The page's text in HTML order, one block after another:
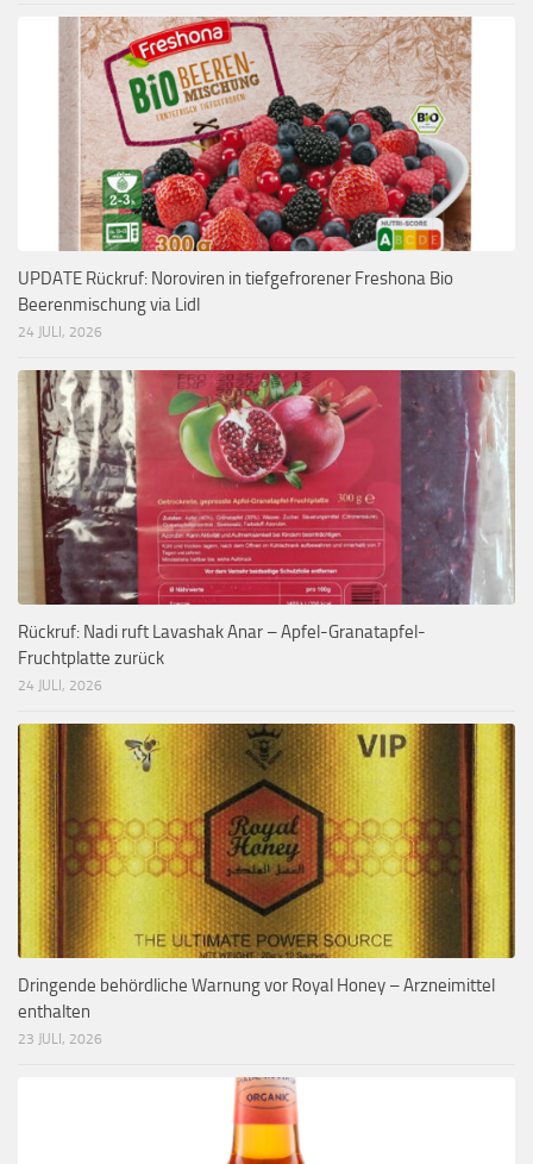
UPDATE Rückruf: Noroviren in tiefgefrorener Freshona Bio
Beerenmischung via Lidl
24 JULI, 2026
Rückruf: Nadi ruft Lavashak Anar – Apfel-Granatapfel-
Fruchtplatte zurück
24 JULI, 2026
Dringende behördliche Warnung vor Royal Honey – Arzneimittel
enthalten
23 JULI, 2026